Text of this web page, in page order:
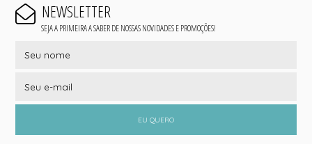
NEWSLETTER
SEJA A PRIMEIRA A SABER DE NOSSAS NOVIDADES E PROMOÇÕES!
EU QUERO